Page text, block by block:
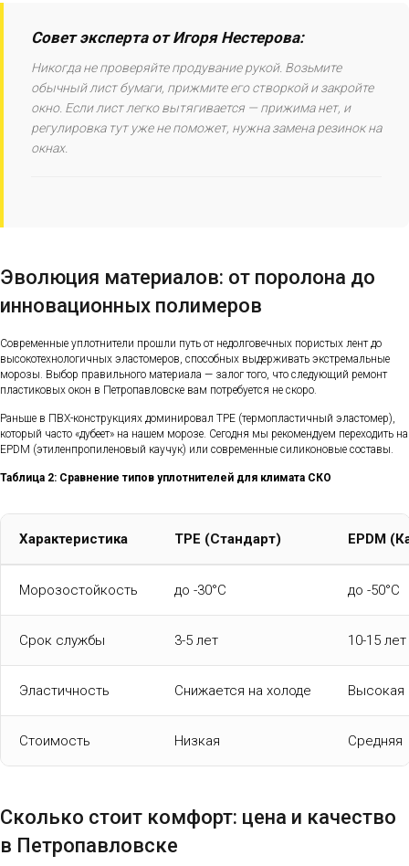
Совет эксперта от Игоря Нестерова:
Никогда не проверяйте продувание рукой. Возьмите
обычный лист бумаги, прижмите его створкой и закройте
окно. Если лист легко вытягивается — прижима нет, и
регулировка тут уже не поможет, нужна замена резинок на
окнах.
Эволюция материалов: от поролона до
инновационных полимеров
Современные уплотнители прошли путь от недолговечных пористых лент до
высокотехнологичных эластомеров, способных выдерживать экстремальные
морозы. Выбор правильного материала — залог того, что следующий ремонт
пластиковых окон в Петропавловске вам потребуется не скоро.
Раньше в ПВХ-конструкциях доминировал TPE (термопластичный эластомер),
который часто «дубеет» на нашем морозе. Сегодня мы рекомендуем переходить на
EPDM (этиленпропиленовый каучук) или современные силиконовые составы.
Таблица 2: Сравнение типов уплотнителей для климата СКО
Характеристика TPE (Стандарт) EPDM
Морозостойкость до -30°C до -50°C
Срок службы 3-5 лет 10-15 лет
Эластичность Снижается на холоде Высокая
Стоимость Низкая Средняя
Сколько стоит комфорт: цена и качество
в Петропавловске